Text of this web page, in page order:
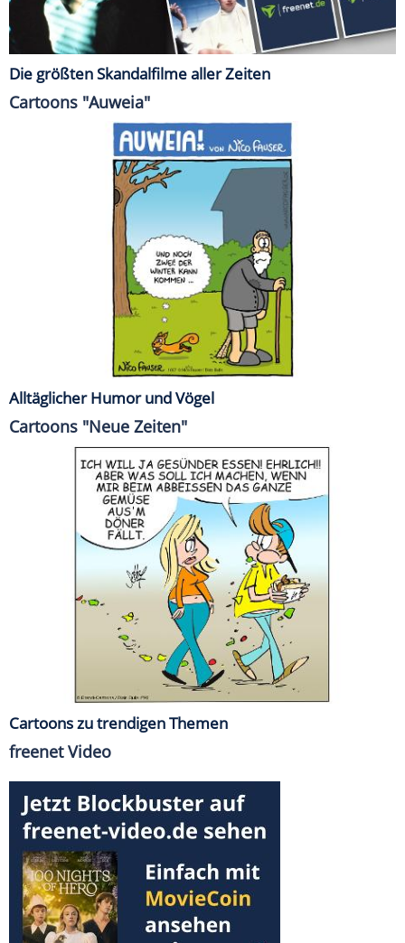
Die größten Skandalfilme aller Zeiten
Cartoons "Auweia"
Alltäglicher Humor und Vögel
Cartoons "Neue Zeiten"
Cartoons zu trendigen Themen
freenet Video